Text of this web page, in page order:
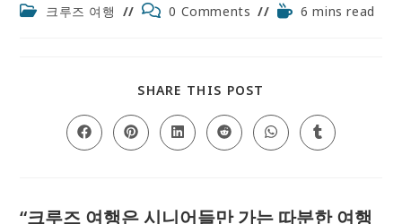
Post크루즈 여행
Post0 Comments
Reading6 mins read
SHARE THIS POST
CONTENT
Opens
in
Opens
in
Opens
in
Opens
in
Opens
in
Opens
in
“크루즈 여행은 시니어들만 가는 따분한 여행